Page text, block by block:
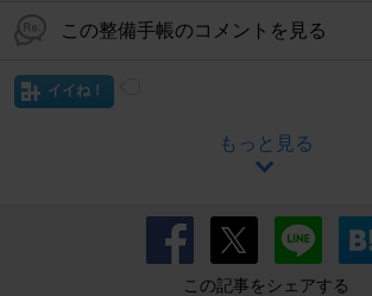
この整備手帳のコメントを見る
イイね！
もっと見る
この記事をシェアする